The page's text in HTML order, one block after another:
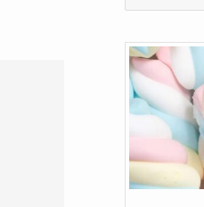
イ
ブ